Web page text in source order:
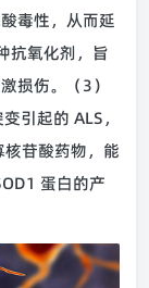
毒性，从而延
抗氧化剂，旨
损伤。（3）
引起的 ALS，
苷酸药物，能
蛋白的产